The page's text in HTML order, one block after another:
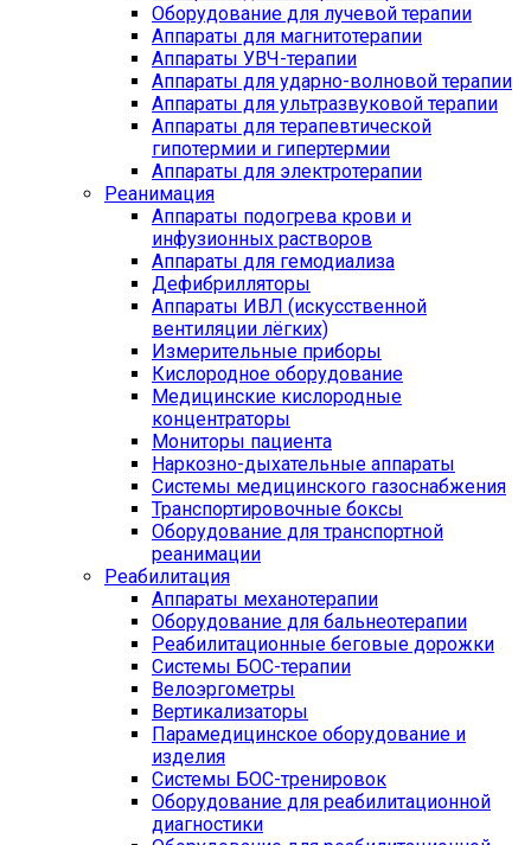
Оборудование для лучевой терапии
Аппараты для магнитотерапии
Аппараты УВЧ-терапии
Аппараты для ударно-волновой терапии
Аппараты для ультразвуковой терапии
Аппараты для терапевтической
гипотермии и гипертермии
Аппараты для электротерапии
Реанимация
Аппараты подогрева крови и
инфузионных растворов
Аппараты для гемодиализа
Дефибрилляторы
Аппараты ИВЛ (искусственной
вентиляции лёгких)
Измерительные приборы
Кислородное оборудование
Медицинские кислородные
концентраторы
Мониторы пациента
Наркозно-дыхательные аппараты
Системы медицинского газоснабжения
Транспортировочные боксы
Оборудование для транспортной
реанимации
Реабилитация
Аппараты механотерапии
Оборудование для бальнеотерапии
Реабилитационные беговые дорожки
Системы БОС-терапии
Велоэргометры
Вертикализаторы
Парамедицинское оборудование и
изделия
Системы БОС-тренировок
Оборудование для реабилитационной
диагностики